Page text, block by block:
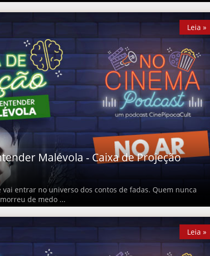
Malévola - Caixa de Projeção
entrar no universo dos contos de fadas. Quem nunca
de medo ...
Leia »
Leia »
Leia »